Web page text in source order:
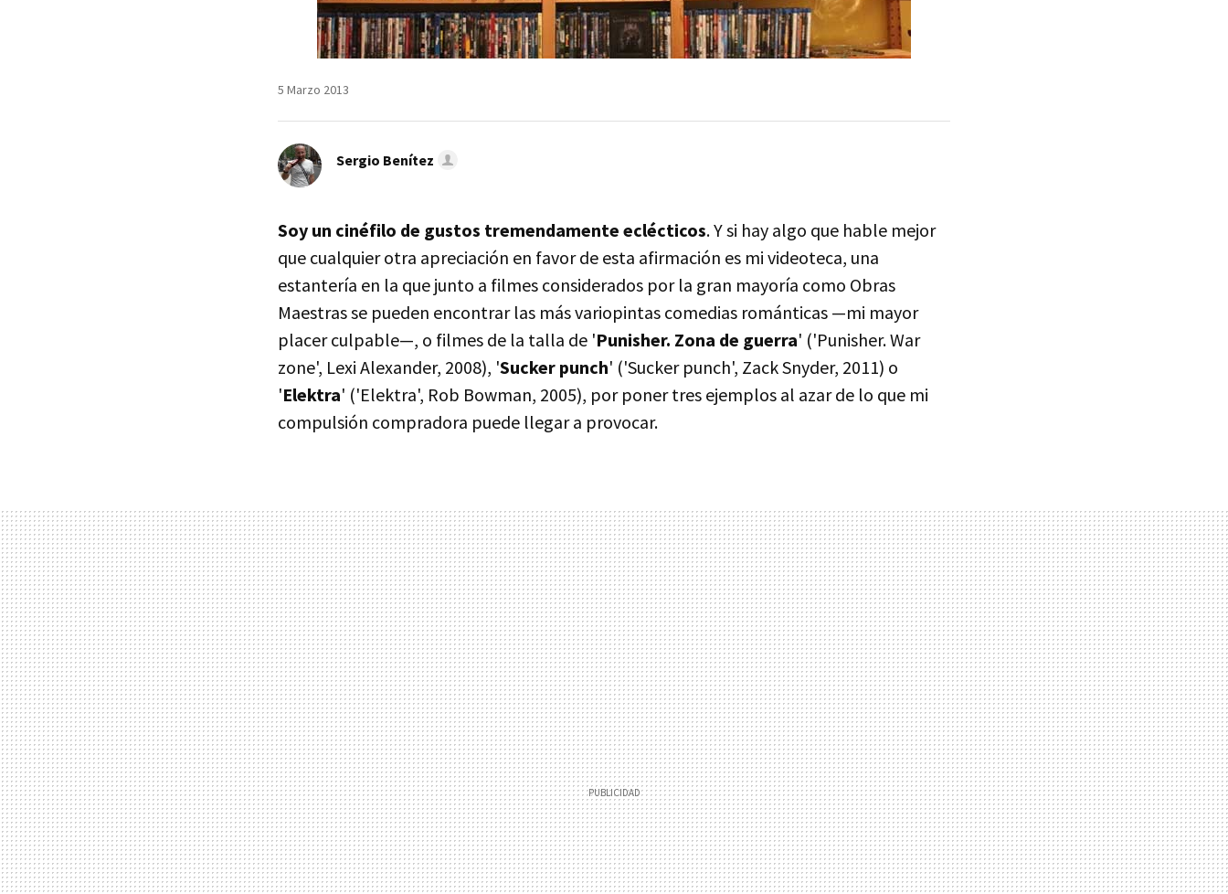
5 Marzo 2013
Sergio Benítez
Soy un cinéfilo de gustos tremendamente eclécticos. Y si hay algo que hable mejor
que cualquier otra apreciación en favor de esta afirmación es mi videoteca, una
estantería en la que junto a filmes considerados por la gran mayoría como Obras
Maestras se pueden encontrar las más variopintas comedias románticas —mi mayor
placer culpable—, o filmes de la talla de 'Punisher. Zona de guerra' ('Punisher. War
zone', Lexi Alexander, 2008), 'Sucker punch' ('Sucker punch', Zack Snyder, 2011) o
'Elektra' ('Elektra', Rob Bowman, 2005), por poner tres ejemplos al azar de lo que mi
compulsión compradora puede llegar a provocar.